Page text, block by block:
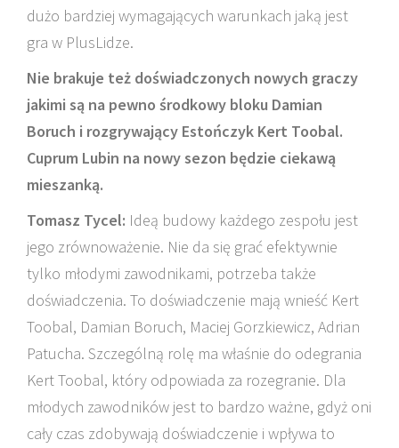
dużo bardziej wymagających warunkach jaką jest
gra w PlusLidze.
Nie brakuje też doświadczonych nowych graczy
jakimi są na pewno środkowy bloku Damian
Boruch i rozgrywający Estończyk Kert Toobal.
Cuprum Lubin na nowy sezon będzie ciekawą
mieszanką.
Tomasz Tycel: Ideą budowy każdego zespołu jest
jego zrównoważenie. Nie da się grać efektywnie
tylko młodymi zawodnikami, potrzeba także
doświadczenia. To doświadczenie mają wnieść Kert
Toobal, Damian Boruch, Maciej Gorzkiewicz, Adrian
Patucha. Szczególną rolę ma właśnie do odegrania
Kert Toobal, który odpowiada za rozegranie. Dla
młodych zawodników jest to bardzo ważne, gdyż oni
cały czas zdobywają doświadczenie i wpływa to